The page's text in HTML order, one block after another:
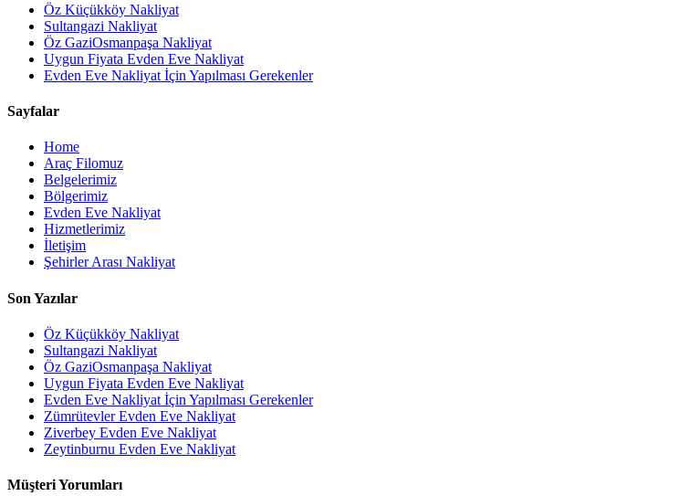
Öz Küçükköy Nakliyat
Sultangazi Nakliyat
Öz GaziOsmanpaşa Nakliyat
Uygun Fiyata Evden Eve Nakliyat
Evden Eve Nakliyat İçin Yapılması Gerekenler
Sayfalar
Home
Araç Filomuz
Belgelerimiz
Bölgerimiz
Evden Eve Nakliyat
Hizmetlerimiz
İletişim
Şehirler Arası Nakliyat
Son Yazılar
Öz Küçükköy Nakliyat
Sultangazi Nakliyat
Öz GaziOsmanpaşa Nakliyat
Uygun Fiyata Evden Eve Nakliyat
Evden Eve Nakliyat İçin Yapılması Gerekenler
Zümrütevler Evden Eve Nakliyat
Ziverbey Evden Eve Nakliyat
Zeytinburnu Evden Eve Nakliyat
Müşteri Yorumları